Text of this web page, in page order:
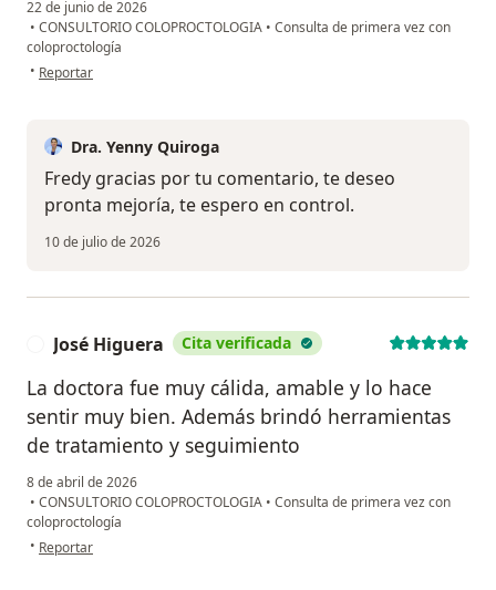
22 de junio de 2026
• CONSULTORIO COLOPROCTOLOGIA • Consulta de primera vez con
coloproctología
• en opinión del usuario Fredy
Reportar
Dra. Yenny Quiroga
Fredy gracias por tu comentario, te deseo
pronta mejoría, te espero en control.
10 de julio de 2026
José Higuera Cita verificada
La doctora fue muy cálida, amable y lo hace
sentir muy bien. Además brindó herramientas
de tratamiento y seguimiento
8 de abril de 2026
• CONSULTORIO COLOPROCTOLOGIA • Consulta de primera vez con
coloproctología
• en opinión del usuario José Higuera
Reportar